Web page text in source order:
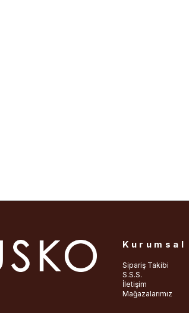
Kurumsal
Sipariş Takibi
S.S.S.
İletişim
Mağazalarımız